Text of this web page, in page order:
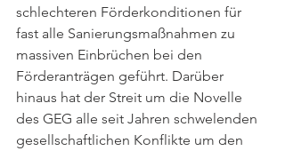
schlechteren Förderkonditionen für
fast alle Sanierungsmaßnahmen zu
massiven Einbrüchen bei den
Förderanträgen geführt. Darüber
hinaus hat der Streit um die Novelle
des GEG alle seit Jahren schwelenden
gesellschaftlichen Konflikte um den